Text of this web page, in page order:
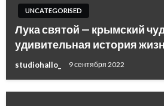
UNCATEGORISED
Лука святой — крымский
удивительная история
studiohallo_ 9 сентября 2022